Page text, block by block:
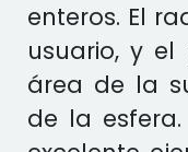
enteros. El
usuario, y
área de la
de la